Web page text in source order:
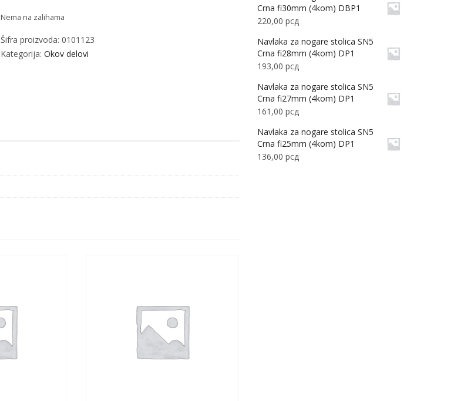
Nema na zalihama
Šifra proizvoda: 0101123
Kategorija: Okov delovi
Crna fi30mm (4kom) DBP1
220,00 рсд
Navlaka za nogare stolica SN5
Crna fi28mm (4kom) DP1
193,00 рсд
Navlaka za nogare stolica SN5
Crna fi27mm (4kom) DP1
161,00 рсд
Navlaka za nogare stolica SN5
Crna fi25mm (4kom) DP1
136,00 рсд